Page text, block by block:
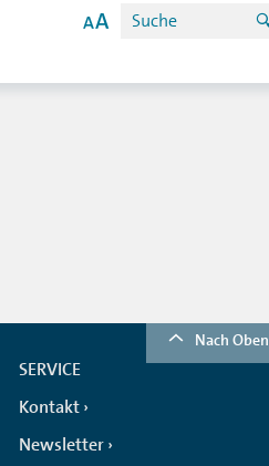
Nach Oben
SERVICE
Kontakt
Newsletter